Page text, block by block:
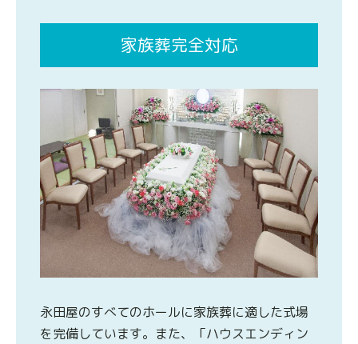
家族葬完全対応
永田屋のすべてのホールに家族葬に適した式場
を完備しています。また、「ハウスエンディン